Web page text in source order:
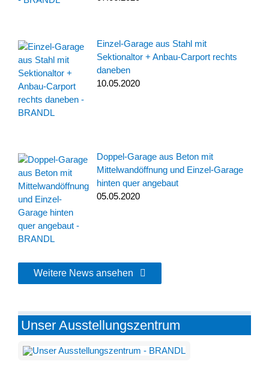
Einzel-Garage aus Stahl mit
Sektionaltor + Anbau-Carport rechts
daneben
10.05.2020
Doppel-Garage aus Beton mit
Mittelwandöffnung und Einzel-Garage
hinten quer angebaut
05.05.2020
Weitere News ansehen
Unser Ausstellungszentrum